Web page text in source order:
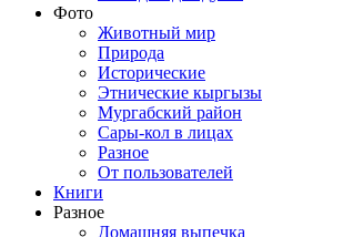
Фото
Животный мир
Природа
Исторические
Этнические кыргызы
Мургабский район
Сары-кол в лицах
Разное
От пользователей
Книги
Разное
Домашняя выпечка